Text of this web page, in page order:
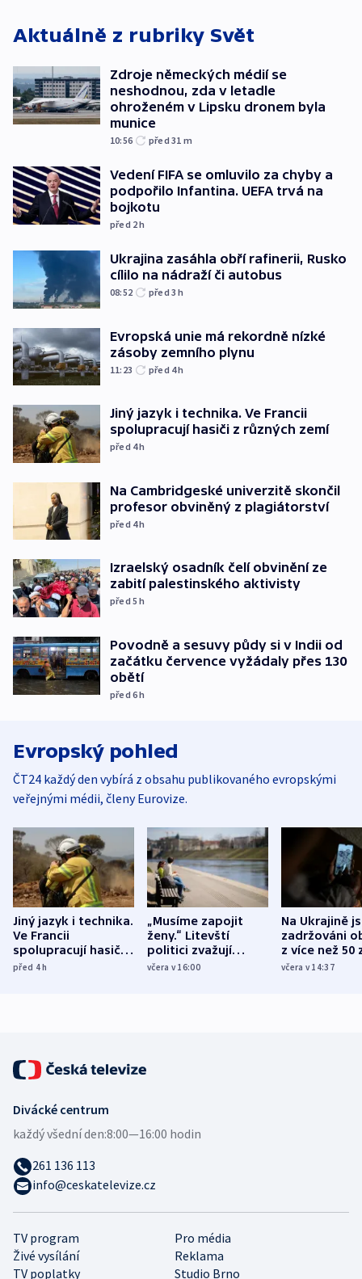
Aktuálně z rubriky Svět
Zdroje německých médií se
neshodnou, zda v letadle
ohroženém v Lipsku dronem byla
munice
10:56 před 31 m
Vedení FIFA se omluvilo za chyby a
podpořilo Infantina. UEFA trvá na
bojkotu
před 2h
Ukrajina zasáhla obří rafinerii, Rusko
cílilo na nádraží či autobus
08:52 před 3h
Evropská unie má rekordně nízké
zásoby zemního plynu
11:23 před 4h
Jiný jazyk i technika. Ve Francii
spolupracují hasiči z různých zemí
před 4h
Na Cambridgeské univerzitě skončil
profesor obviněný z plagiátorství
před 4h
Izraelský osadník čelí obvinění ze
zabití palestinského aktivisty
před 5h
Povodně a sesuvy půdy si v Indii od
začátku července vyžádaly přes 130
obětí
před 6h
Evropský pohled
ČT24 každý den vybírá z obsahu publikovaného evropskými
veřejnými médii, členy Eurovize.
Jiný jazyk i technika.
Ve Francii
spolupracují hasiči z
různých zemí
před 4h
„Musíme zapojit
ženy.“ Litevští
politici zvažují
dohodu o
včera v 16:00
Na Ukrajině
zadržováni
z více než 50
Bojovali na
včera v 14:37
TV program
Pro média
Živé vysílání
Reklama
TV poplatky
Studio Brno
Divácké centrum
každý všední den:8:00—16:00 hodin
261 136 113
info@ceskatelevize.cz